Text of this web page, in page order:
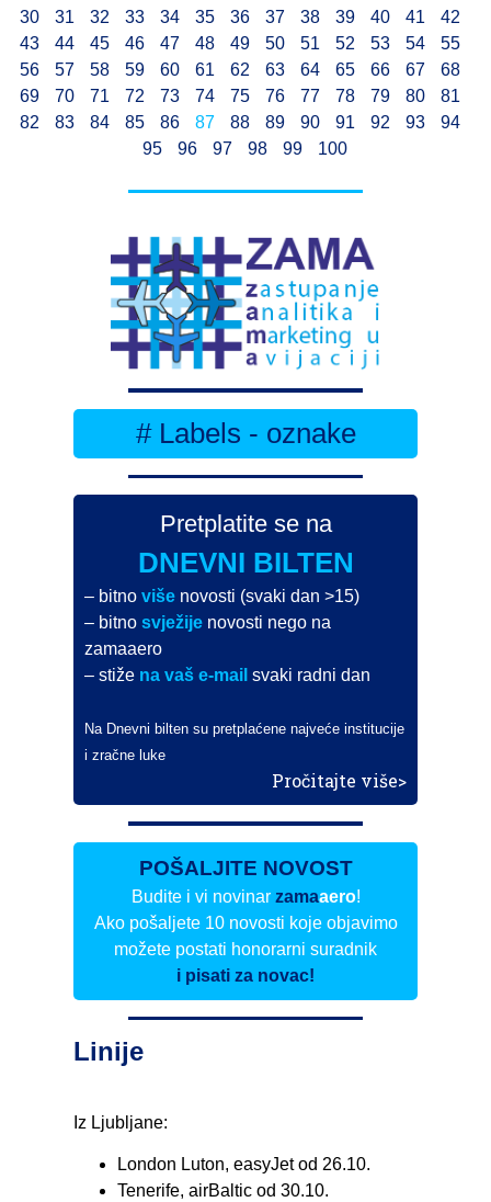
30 31 32 33 34 35 36 37 38 39 40 41
42
43
44 45 46 47 48 49 50 51 52 53 54
55
56
57 58 59 60 61 62 63 64 65 66 67
68
69
70 71 72 73 74 75 76 77 78 79 80
81
82
83 84 85 86 87 88 89 90 91 92 93
94
95
96 97 98 99 100
# Labels - oznake
Pretplatite se na
DNEVNI BILTEN
– bitnoviše novosti (svaki dan >15)
– bitnosvježije novosti nego na
zamaaero
– stiže na vaš e-mail svaki radni dan
Na Dnevni bilten su pretplaćene najveće institucije
i zračne luke
Pročitajte više>
POŠALJITE NOVOST
Budite i vi novinar zamaaero!
Ako pošaljete 10 novosti koje objavimo
možete postati honorarni suradnik
i pisati za novac!
Linije
Iz Ljubljane:
London Luton, easyJet od 26.10.
Tenerife, airBaltic od 30.10.